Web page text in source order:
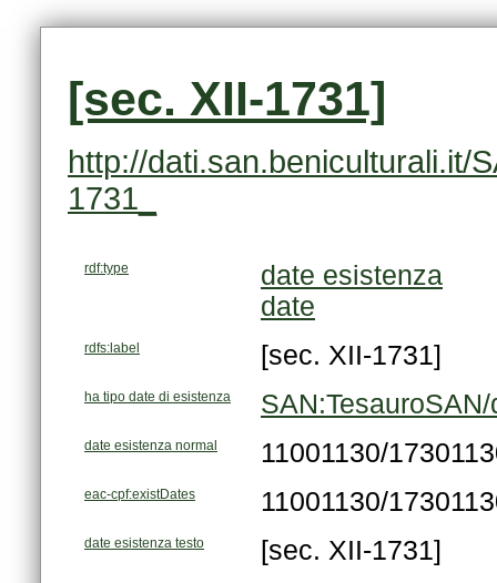
[sec. XII-1731]
1731_
rdf:type
date esistenza
date
rdfs:label [sec. XII-1731]
ha tipo date di esistenza
date esistenza normal 11001130/
eac-cpf:existDates 11001130/
date esistenza testo [sec. XII-1731]